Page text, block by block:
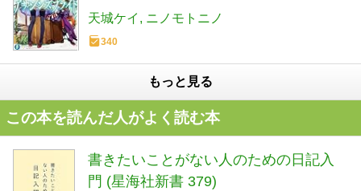
天城ケイ ニノモトニノ
340
もっと見る
この本を読んだ人がよく読む本
書きたいことがない人のための日記入
門 (星海社新書 379)